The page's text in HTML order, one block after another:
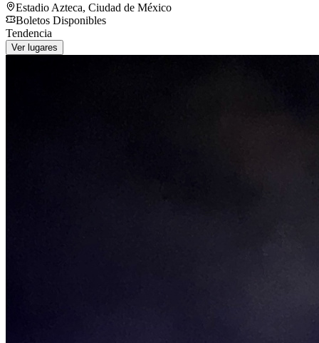
Estadio Azteca, Ciudad de México
Boletos Disponibles
Tendencia
Ver lugares